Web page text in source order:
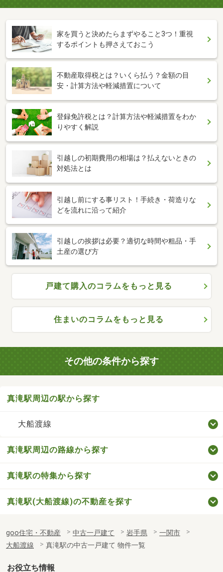
家を買うと決めたらまずやること3つ！重視
するポイントも押さえておこう
不動産取得税とは？いくら払う？金額の目
安・計算方法や軽減措置について
登録免許税とは？計算方法や軽減措置をわか
りやすく解説
引越しの初期費用の相場は？払えないときの
対処法とは
引越し前にする事リスト！手続き・荷造りな
どを流れに沿って紹介
引越しの挨拶は必要？適切な時間や粗品・手
土産の選び方
戸建て購入のコラムをもっと見る
住まいのコラムをもっと見る
その他の条件から探す
真滝駅周辺の駅から探す
大船渡線
真滝駅周辺の路線から探す
真滝駅の特集から探す
真滝駅(大船渡線)の不動産を探す
goo住宅・不動産 中古一戸建て 岩手県
一関市
大船渡線
真滝駅の中古一戸建て 物件一覧
お役立ち情報